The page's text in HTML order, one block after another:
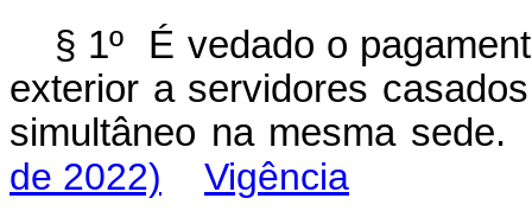
§ 1º É vedado o
exterior a servidores
simultâneo na mesma
de 2022)
Vigência